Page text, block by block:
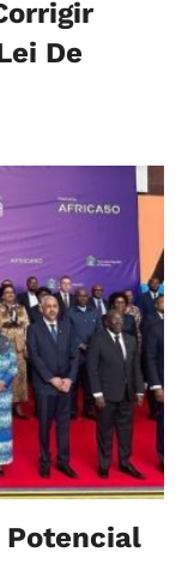
De
Potencial